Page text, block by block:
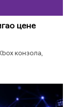
цене
конзола,